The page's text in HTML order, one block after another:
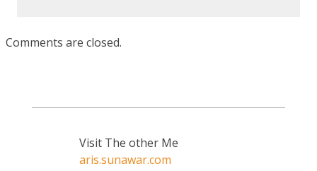
Comments are closed.
Visit The other Me
aris.sunawar.com